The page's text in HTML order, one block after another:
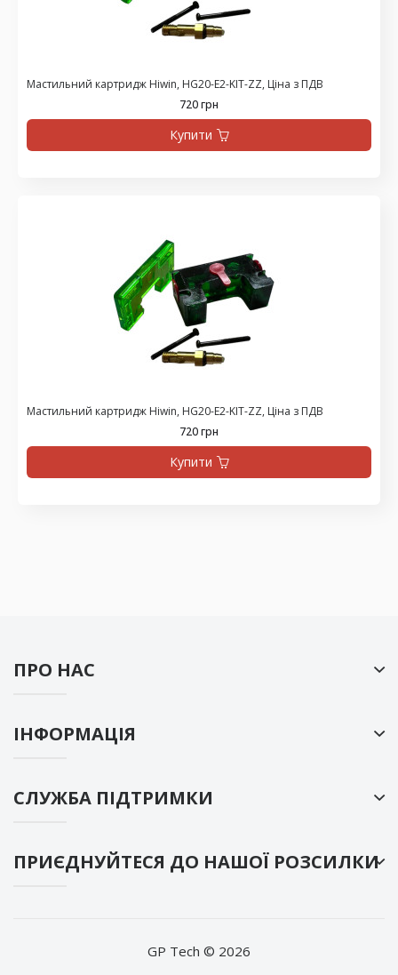
Мастильний картридж Hiwin, HG20-E2-KIT-ZZ, Ціна з ПДВ
720 грн
Купити
Мастильний картридж Hiwin, HG20-E2-KIT-ZZ, Ціна з ПДВ
720 грн
Купити
ПРО НАС
ІНФОРМАЦІЯ
СЛУЖБА ПІДТРИМКИ
ПРИЄДНУЙТЕСЯ ДО НАШОЇ РОЗСИЛКИ
GP Tech © 2026